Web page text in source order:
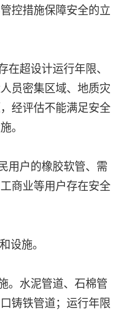
控措施保障安全的立
超设计运行年限、
员密集区域、地质灾
经评估不能满足安全
。
户的橡胶软管、需
商业等用户存在安全
施。
水泥管道、石棉管
铸铁管道；运行年限